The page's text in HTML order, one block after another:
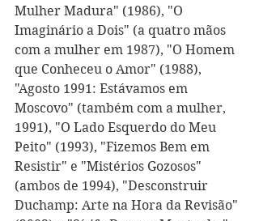
Mulher Madura" (1986), "O
Imaginário a Dois" (a quatro mãos
com a mulher em 1987), "O Homem
que Conheceu o Amor" (1988),
"Agosto 1991: Estávamos em
Moscovo" (também com a mulher,
1991), "O Lado Esquerdo do Meu
Peito" (1993), "Fizemos Bem em
Resistir" e "Mistérios Gozosos"
(ambos de 1994), "Desconstruir
Duchamp: Arte na Hora da Revisão"